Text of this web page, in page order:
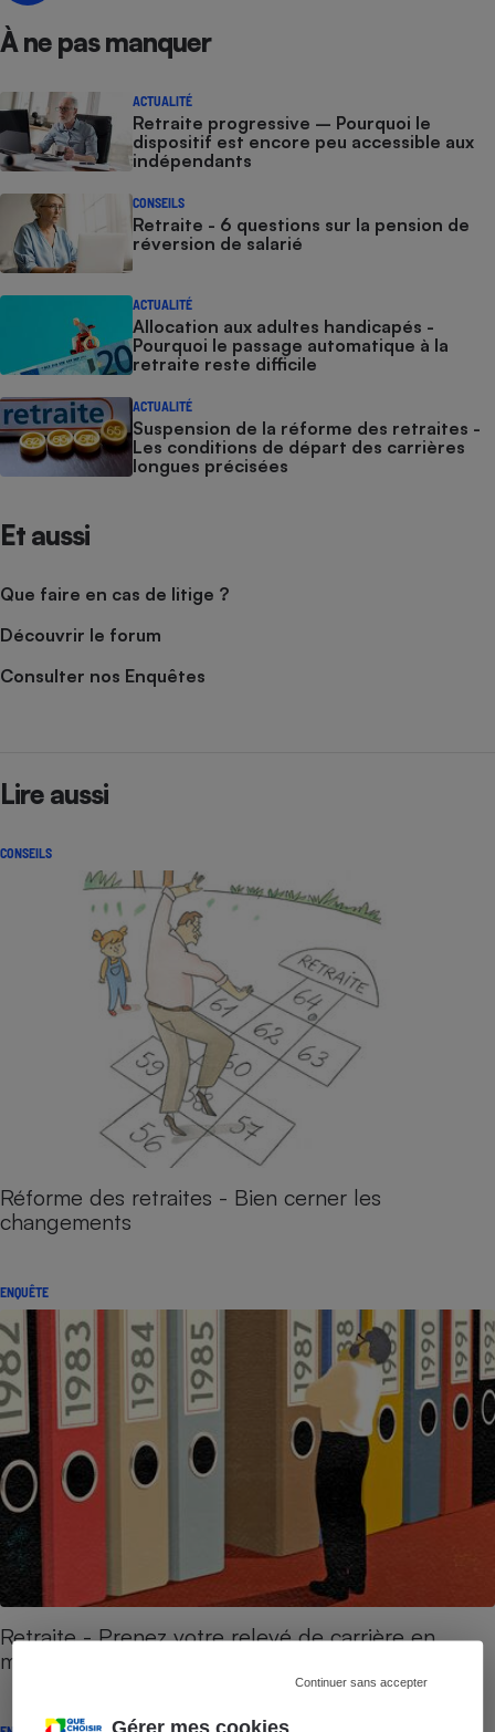
Gérer mes cookies
Continuer sans accepter
À ne pas manquer
ACTUALITÉ
Retraite progressive – Pourquoi le
dispositif est encore peu accessible aux
indépendants
CONSEILS
Retraite - 6 questions sur la pension de
réversion de salarié
ACTUALITÉ
Allocation aux adultes handicapés -
Pourquoi le passage automatique à la
retraite reste difficile
ACTUALITÉ
Suspension de la réforme des retraites -
Les conditions de départ des carrières
longues précisées
Et aussi
Que faire en cas de litige ?
Découvrir le forum
Consulter nos Enquêtes
Lire aussi
CONSEILS
Réforme des retraites - Bien cerner les
changements
ENQUÊTE
Retraite - Prenez votre relevé de carrière en
main !